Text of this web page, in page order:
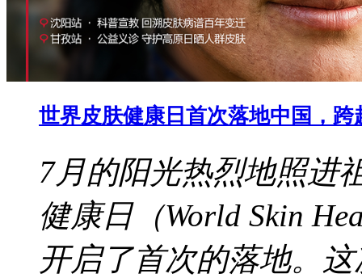
世界皮肤健康日首次落地中国，
7月的阳光热烈地照进
健康日（World Skin
开启了首次的落地。这